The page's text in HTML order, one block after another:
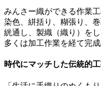
みんさー織ができる作業
染色、絣括り、糊張り、
絖通し、製織（織り）を
多くは加工作業を経て完成
時代にマッチした伝統的